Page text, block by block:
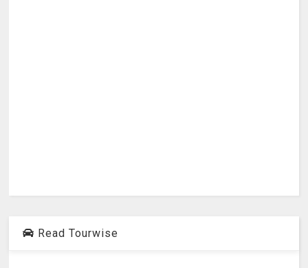
Read Tourwise